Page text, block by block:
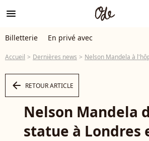
menu
Billetterie En privé avec
Accueil Dernières news Nelson Mandela à l'hôpital :
arrow_left RETOUR ARTICLE
Nelson Mandela
statue à Londres